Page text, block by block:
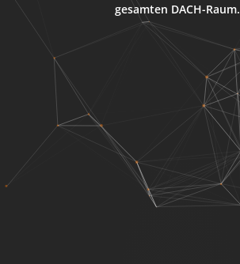
gesamten DACH-Raum.